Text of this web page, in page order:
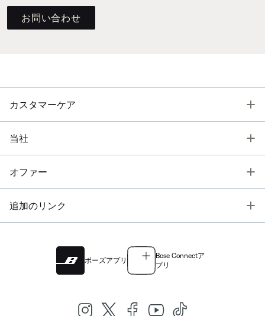
お問い合わせ
カスタマーケア
当社
オファー
追加のリンク
ボーズアプリ
Bose Connectア
プリ